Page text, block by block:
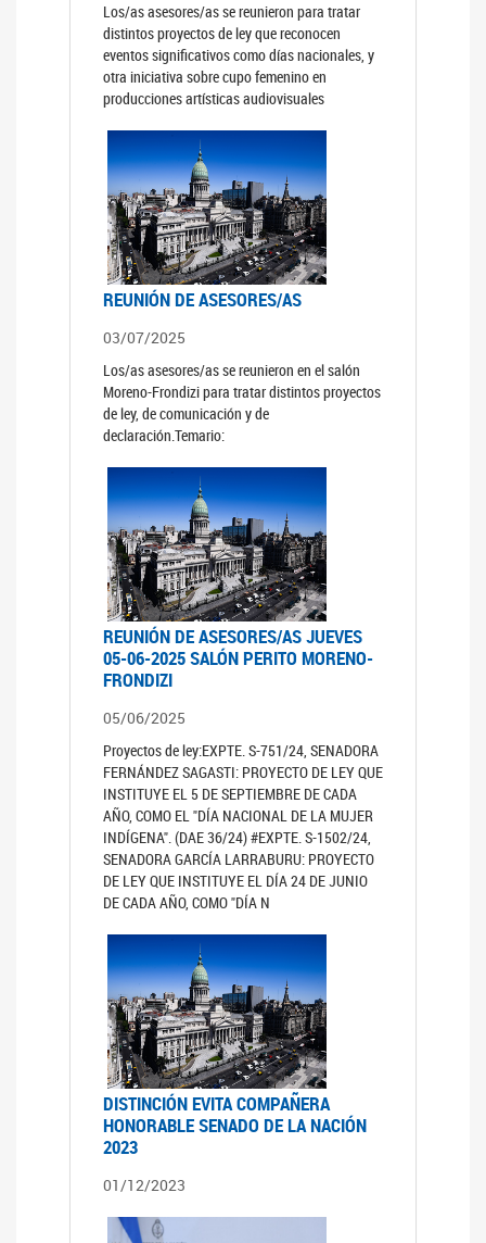
Los/as asesores/as se reunieron para tratar
distintos proyectos de ley que reconocen
eventos significativos como días nacionales, y
otra iniciativa sobre cupo femenino en
producciones artísticas audiovisuales
REUNIÓN DE ASESORES/AS
03/07/2025
Los/as asesores/as se reunieron en el salón
Moreno-Frondizi para tratar distintos proyectos
de ley, de comunicación y de
declaración.Temario:
REUNIÓN DE ASESORES/AS JUEVES
05-06-2025 SALÓN PERITO MORENO-
FRONDIZI
05/06/2025
Proyectos de ley:EXPTE. S-751/24, SENADORA
FERNÁNDEZ SAGASTI: PROYECTO DE LEY QUE
INSTITUYE EL 5 DE SEPTIEMBRE DE CADA
AÑO, COMO EL "DÍA NACIONAL DE LA MUJER
INDÍGENA". (DAE 36/24) #EXPTE. S-1502/24,
SENADORA GARCÍA LARRABURU: PROYECTO
DE LEY QUE INSTITUYE EL DÍA 24 DE JUNIO
DE CADA AÑO, COMO "DÍA N
DISTINCIÓN EVITA COMPAÑERA
HONORABLE SENADO DE LA NACIÓN
2023
01/12/2023